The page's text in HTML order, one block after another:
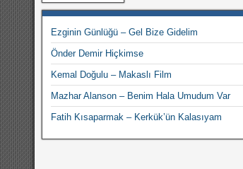
Ezginin Günlüğü – Gel Bize Gidelim
Önder Demir Hiçkimse
Kemal Doğulu – Makaslı Film
Mazhar Alanson – Benim Hala Umudum Var
Fatih Kısaparmak – Kerkük’ün Kalasıyam